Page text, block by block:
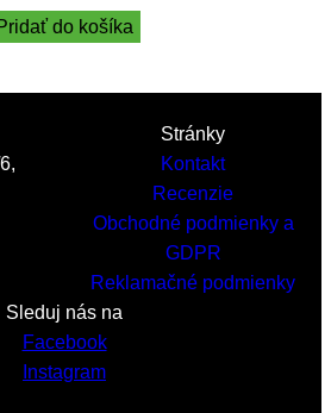
do košíka
Stránky
Kontakt
Recenzie
Obchodné podmienky a
GDPR
Reklamačné podmienky
Sleduj nás na
Facebook
Instagram